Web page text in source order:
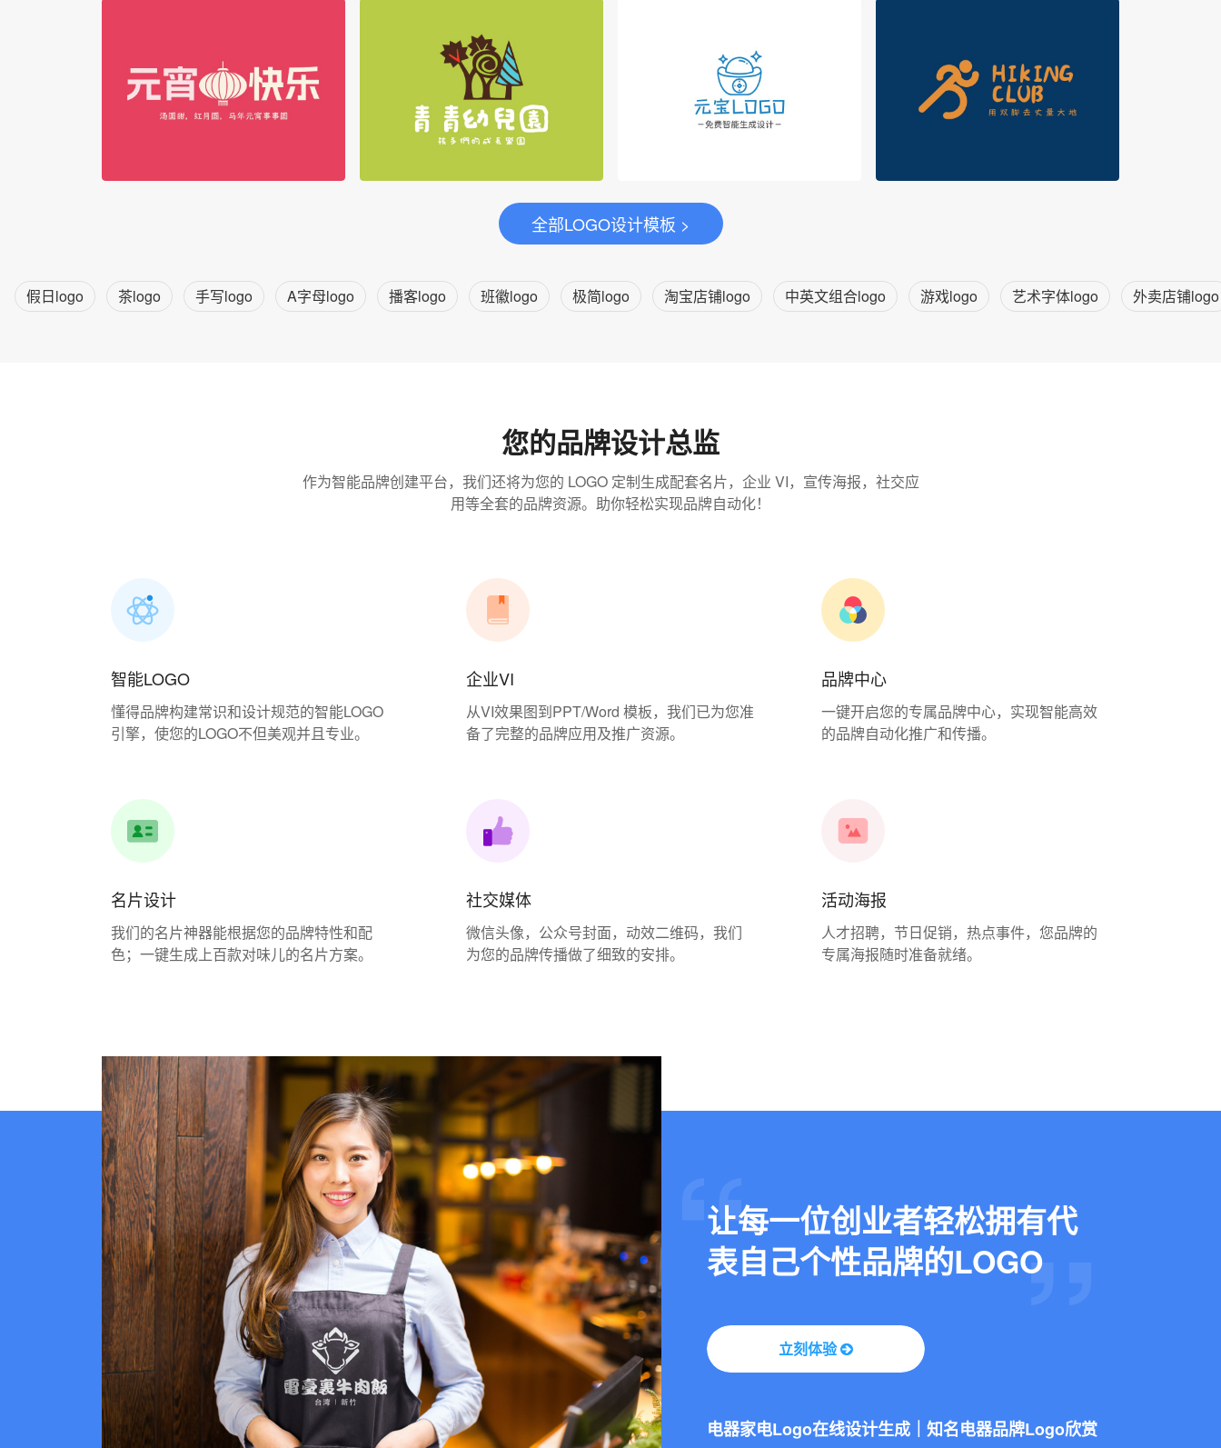
全部LOGO设计模板 >
假日logo 茶logo 手写logo A字母logo 播客logo 班徽logo 极简logo 淘宝店铺logo 中英文组合logo 游戏logo 艺术字体logo 外卖店铺logo
您的品牌设计总监
作为智能品牌创建平台，我们还将为您的 LOGO 定制生成配套名片，企业 VI，宣传海报，社交应
用等全套的品牌资源。助你轻松实现品牌自动化！
智能LOGO
懂得品牌构建常识和设计规范的智能LOGO
引擎，使您的LOGO不但美观并且专业。
企业VI
从VI效果图到PPT/Word 模板，我们已为您准
备了完整的品牌应用及推广资源。
品牌中心
一键开启您的专属品牌中心，实现智能高效
的品牌自动化推广和传播。
名片设计
我们的名片神器能根据您的品牌特性和配
色；一键生成上百款对味儿的名片方案。
社交媒体
微信头像，公众号封面，动效二维码，我们
为您的品牌传播做了细致的安排。
活动海报
人才招聘，节日促销，热点事件，您品牌的
专属海报随时准备就绪。
让每一位创业者轻松拥有代
表自己个性品牌的LOGO
立刻体验
2024-10-24
3步在线生成动态LOGO：让你的品牌“活”起来
2025-02-25
库迪咖啡Logo品牌升级，咖啡Logo设计还能这么创意！